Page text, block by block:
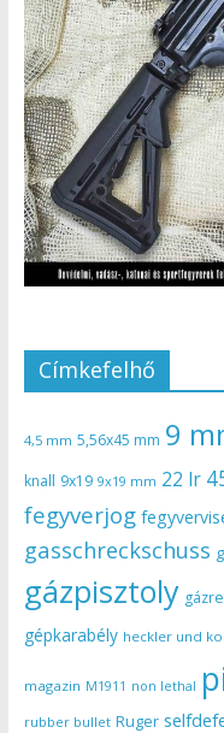
Címkefelhő
4,5 mm 5,56x45 mm 9
knall 9x19 9x19 mm 22 lr
fegyverjog
gasschreckschuss
gázpisztoly
gépkarabély heckler und
magazin M1911 non lethal
rubber bullet Ruger